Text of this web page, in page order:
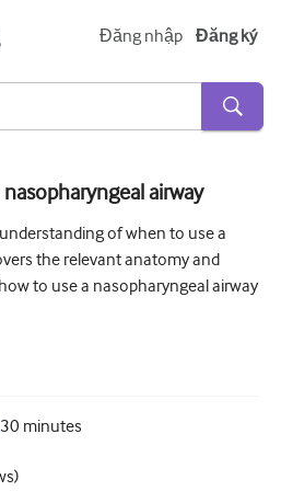
Đăng nhập Đăng ký
airway
of when to use a
the relevant anatomy and
to use a nasopharyngeal airway
30 minutes
)